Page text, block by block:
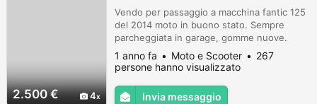
2.500 € 4
Vendo per passaggio a macchina fantic 125
del 2014 moto in buono stato. Sempre
parcheggiata in garage, gomme nuove.
Prezzo trattabile
1 anno fa Moto e Scooter
267
persone hanno visualizzato
Invia messaggio